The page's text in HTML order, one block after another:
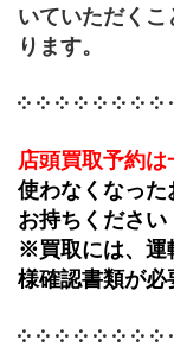
いていただく
ります。
༶ ༶ ༶ ༶ ༶ ༶ ༶ ༶
店頭買取予約は
使わなくなった
お持ちください
※買取には、運
様確認書類が必
༶ ༶ ༶ ༶ ༶ ༶ ༶ ༶